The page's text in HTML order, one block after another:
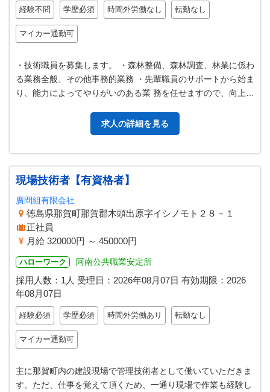
経験不問 学歴必須 時間外労働なし 転勤なし
マイカー通勤可
・技術職員を募集します。 ・森林整備、森林調査、林業に係わ
る業務全般、その他事務的業務 ・先輩職員のサポートから始ま
り、能力によってやりがいのある業 務を任せますので、向上心
求人の詳細を見る
現場技術者【有資格者】
廣間組有限会社
徳島県那賀町那賀郡木頭出原字イシノモト２８－１
正社員
月給 320000円 ～ 450000円
ハローワーク 阿南公共職業安定所
採用人数：1人 受理日： 2026年08月07日 有効期限： 2026
年08月07日
経験必須 学歴必須 時間外労働あり 転勤なし
マイカー通勤可
主に那賀町内の建設現場で管理技術者として働いていただきま
す。ただ、仕事を覚えて頂くため、一通り現場で作業も経験し